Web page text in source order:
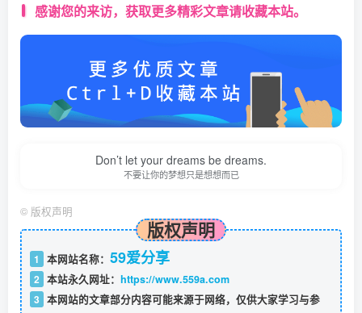
感谢您的来访，获取更多精彩文章请收藏本站。
Don’t let your dreams be dreams.
不要让你的梦想只是想想而已
© 版权声明
版权声明
1 本网站名称： 59爱分享
2 本站永久网址： https://www.559a.com
3 本网站的文章部分内容可能来源于网络，仅供大家学习与参